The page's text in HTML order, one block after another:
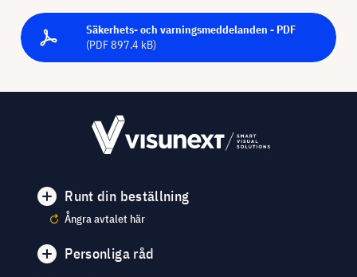
Säkerhets- och varningsmeddelanden - PDF
(PDF 897.4 kB)
Runt din beställning
Ångra avtalet här
Personliga råd